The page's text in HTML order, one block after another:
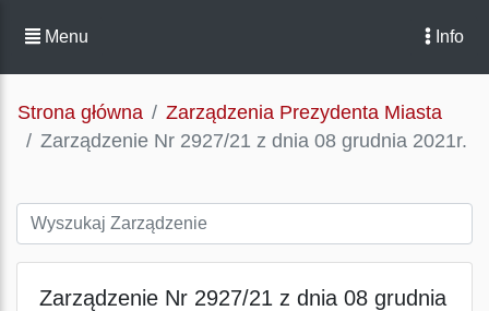
Menu Info
Strona główna
Zarządzenia Prezydenta Miasta
Zarządzenie Nr 2927/21 z dnia 08 grudnia 2021r.
Zarządzenie Nr 2927/21 z dnia 08 grudnia